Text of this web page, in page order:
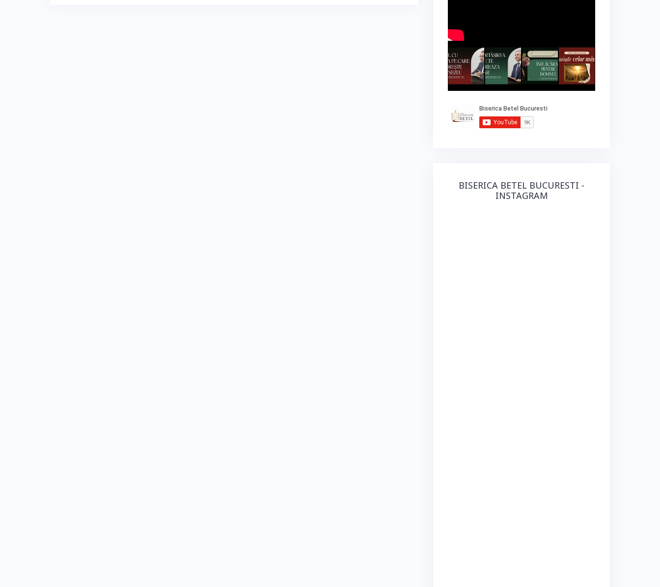
BISERICA BETEL BUCURESTI -
INSTAGRAM